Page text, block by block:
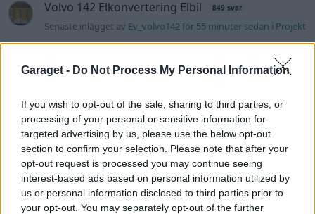
Garaget - Do Not Process My Personal Information
If you wish to opt-out of the sale, sharing to third parties, or
processing of your personal or sensitive information for
targeted advertising by us, please use the below opt-out
section to confirm your selection. Please note that after your
opt-out request is processed you may continue seeing
interest-based ads based on personal information utilized by
us or personal information disclosed to third parties prior to
your opt-out. You may separately opt-out of the further
Volvo 142 Elkonvertering Elbil 849 svar
Senaste inlägget av Ev_volvo142 för 55 minuter sedan i Projekt
Senaste inlägget avCarlén för 2 timmar sedaniProjekt
Senaste inlägget av Carlén för 11 timmar sedan Projekt
A90 Supra 387 svar
Senaste inlägget av Rikard_Persson Igår 12:52 Projekt
Vw 1956 oval prosjekt 12 svar
Senaste inlägget av Projekt